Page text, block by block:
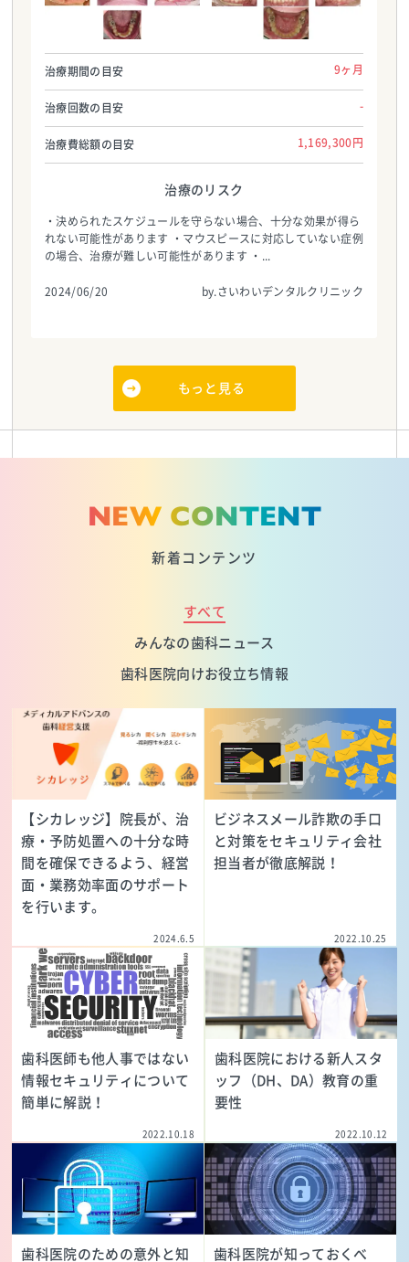
さいわいデンタルクリニック
TEL:0113756195
さいわいデンタルクリニック
TEL:0113756195
治療期間の目安 9ヶ月
治療回数の目安 -
治療費総額の目安 1,169,300円
治療のリスク
・決められたスケジュールを守らない場合、十分な効果が得ら
れない可能性があります ・マウスピースに対応していない症例
の場合、治療が難しい可能性があります ・...
2024/06/20 by.さいわいデンタルクリニック
もっと見る
NEW CONTENT
新着コンテンツ
すべて
みんなの歯科ニュース
歯科医院向けお役立ち情報
【シカレッジ】院長が、治
療・予防処置への十分な時
間を確保できるよう、経営
面・業務効率面のサポート
を行います。
2024.6.5
ビジネスメール詐欺の手口
と対策をセキュリティ会社
担当者が徹底解説！
2022.10.25
歯科医師も他人事ではない
情報セキュリティについて
簡単に解説！
2022.10.18
歯科医院における新人スタ
ッフ（DH、DA）教育の重
要性
2022.10.12
歯科医院のための意外と知
歯科医院が知っておくべ